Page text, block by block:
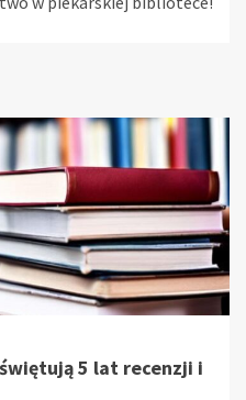
5 lat recenzji i